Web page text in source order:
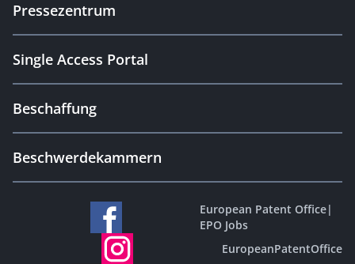
Pressezentrum
Single Access Portal
Beschaffung
Beschwerdekammern
European Patent Office|
EPO Jobs
EuropeanPatentOffice